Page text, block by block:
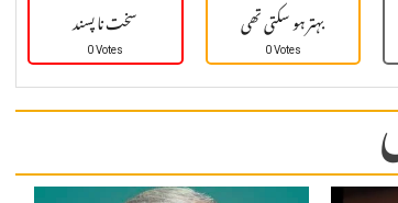
سخت نا پسند
0 Votes بہتر ہو سکتی تھی
0 Votes